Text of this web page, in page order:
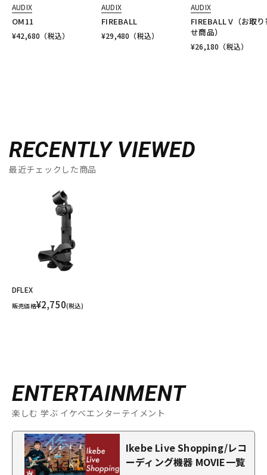
AUDIX
OM11
¥42,680 （税込）
AUDIX
FIREBALL
¥29,480 （税込）
AUDIX
FIREBALL V（お取
せ商品）
¥26,180 （税込）
RECENTLY VIEWED
最近チェックした商品
DFLEX
販売価格¥2,750(税込)
ENTERTAINMENT
楽しむ 学ぶ イケベエンターテイメント
Ikebe Live Shopping/レコ
ーディング機器 MOVIE一覧